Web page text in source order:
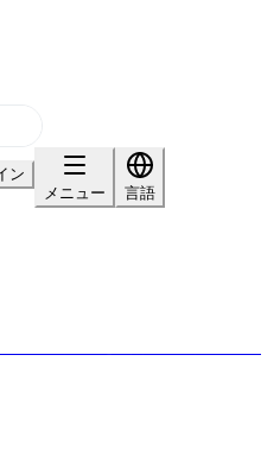
ン
メニュー
言語